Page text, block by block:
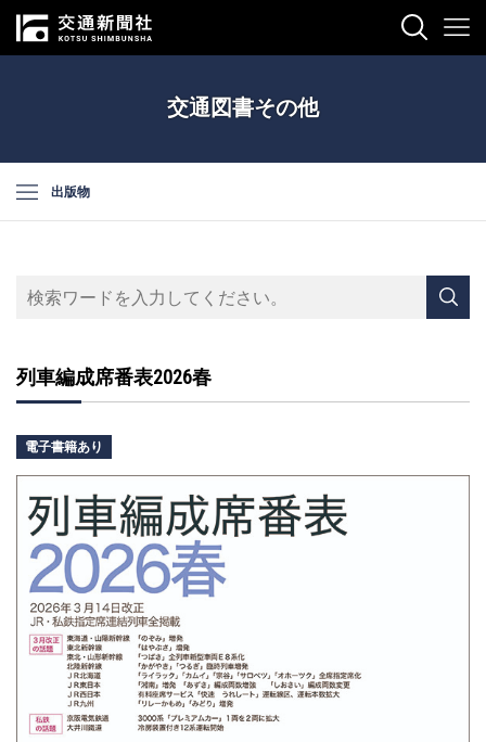
交通図書その他
出版物
列車編成席番表2026春
電子書籍あり